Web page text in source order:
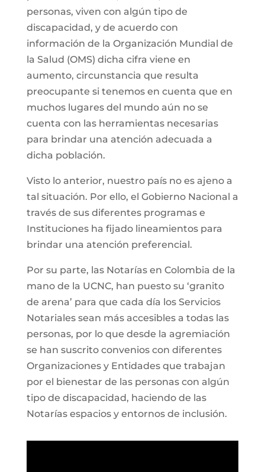
personas, viven con algún tipo de
discapacidad, y de acuerdo con
información de la Organización Mundial de
la Salud (OMS) dicha cifra viene en
aumento, circunstancia que resulta
preocupante si tenemos en cuenta que en
muchos lugares del mundo aún no se
cuenta con las herramientas necesarias
para brindar una atención adecuada a
dicha población.
Visto lo anterior, nuestro país no es ajeno a
tal situación. Por ello, el Gobierno Nacional a
través de sus diferentes programas e
Instituciones ha fijado lineamientos para
brindar una atención preferencial.
Por su parte, las Notarías en Colombia de la
mano de la UCNC, han puesto su ‘granito
de arena’ para que cada día los Servicios
Notariales sean más accesibles a todas las
personas, por lo que desde la agremiación
se han suscrito convenios con diferentes
Organizaciones y Entidades que trabajan
por el bienestar de las personas con algún
tipo de discapacidad, haciendo de las
Notarías espacios y entornos de inclusión.